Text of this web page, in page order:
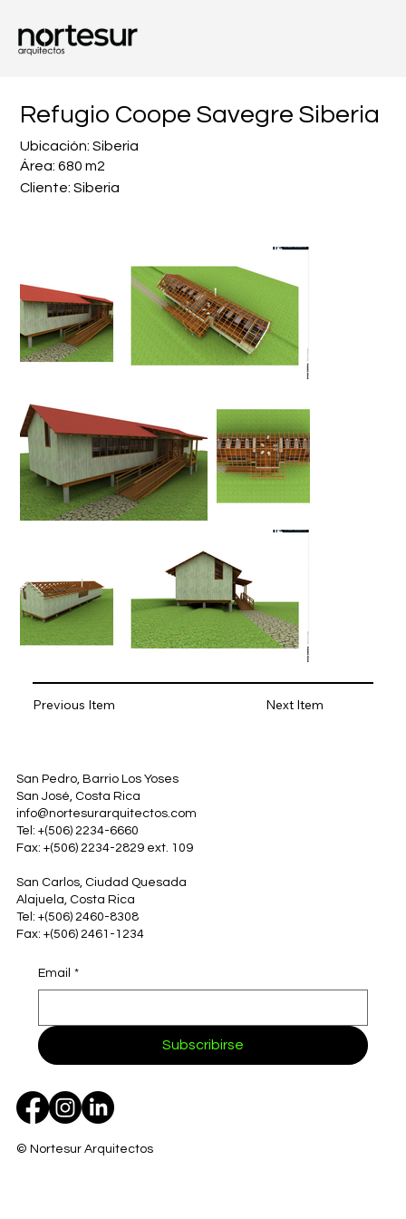
Refugio Coope Savegre Siberia
Ubicación: Siberia
Área: 680 m2
Cliente: Siberia
Previous Item Next Item
San Pedro, Barrio Los Yoses
San José, Costa Rica
info@nortesurarquitectos.com
Tel: +(506) 2234-6660
Fax: +(506) 2234-2829 ext. 109
San Carlos, Ciudad Quesada
Alajuela, Costa Rica
Tel: +(506) 2460-8308
Fax: +(506) 2461-1234
Email *
Subscribirse
© Nortesur Arquitectos